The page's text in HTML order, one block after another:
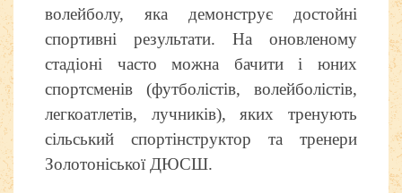
волейболу, яка демонструє достойні
спортивні результати. На оновленому
стадіоні часто можна бачити і юних
спортсменів (футболістів, волейболістів,
легкоатлетів, лучників), яких тренують
сільський спортінструктор та тренери
Золотоніської ДЮСШ.